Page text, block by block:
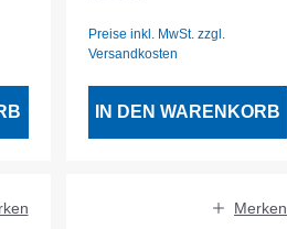
Preise inkl. MwSt. zzgl.
Versandkosten
IN DEN WARENKORB
Merken